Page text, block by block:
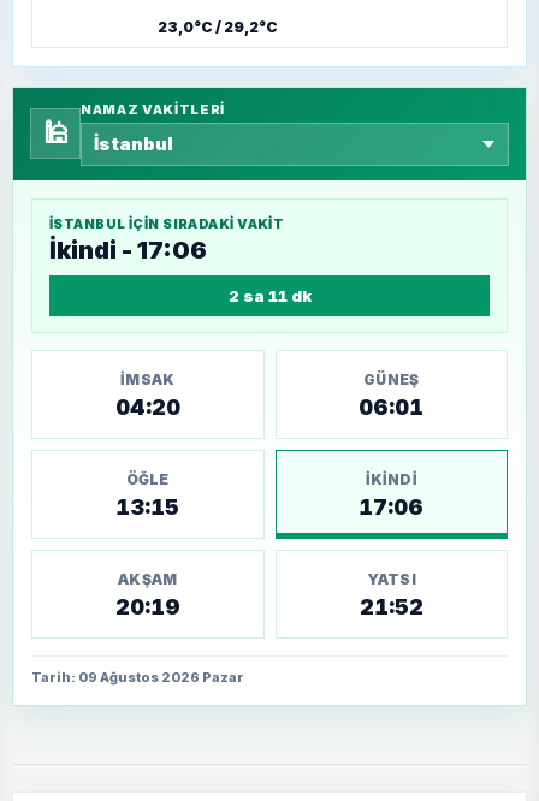
23,0°C / 29,2°C
🕌
NAMAZ VAKITLERI
İSTANBUL IÇIN SIRADAKI VAKIT
İkindi - 17:06
2 sa 11 dk
İMSAK
04:20
GÜNEŞ
06:01
ÖĞLE
13:15
İKINDI
17:06
AKŞAM
20:19
YATSI
21:52
Tarih: 09 Ağustos 2026 Pazar